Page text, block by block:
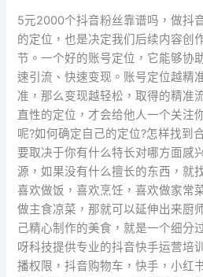
5元2000个抖音粉丝靠谱吗，做抖
的定位，也是决定我们后续内容创
节。一个好的账号定位，它能够协
速引流、快速变现。账号定位越精
准，那么变现越轻松，取得的精准
直性的定位，才会给他人一个关注
呢?如何确定自己的定位?怎样找到
要取决于你有什么特长对哪方面感
源，如果没有什么擅长的东西，就
喜欢做饭，喜欢烹饪，喜欢做家常
做主食凉菜，那就可以延伸出来厨
己精心制作的美食，就是一个细分
呀科技提供专业的抖音快手运营培
播权限，抖音购物车，快手，小红